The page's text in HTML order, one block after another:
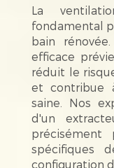
La
fondamental
bain
efficace
réduit le
et contribue
saine. Nos
d'un
précisément
spécifiques
configuration